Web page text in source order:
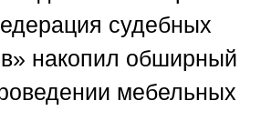
судебных
накопил обширный
мебельных